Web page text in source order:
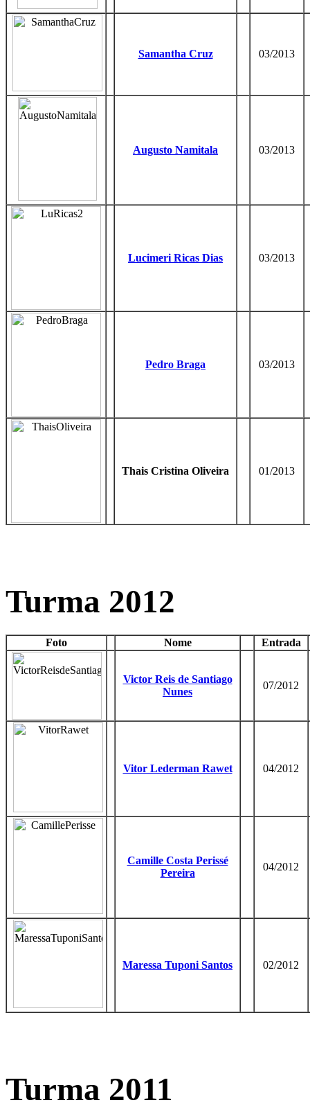
Samantha Cruz 03/2013
Augusto Namitala 03/2013
Lucimeri Ricas Dias 03/2013
Pedro Braga 03/2013
Thais Cristina Oliveira 01/2013
Turma 2012
Foto Nome Entrada
Victor Reis de Santiago
Nunes
07/2012
Vitor Lederman Rawet 04/2012
Camille Costa Perissé
Pereira
04/2012
Maressa Tuponi Santos 02/2012
Turma 2011